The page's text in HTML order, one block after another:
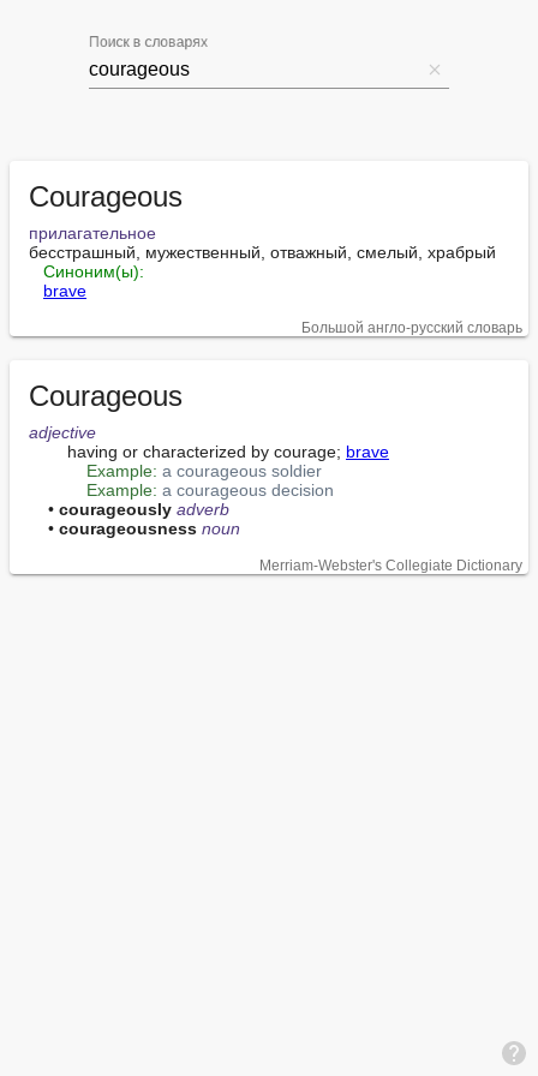
Поиск в словарях
Courageous
прилагательное
бесстрашный, мужественный, отважный, смелый, храбрый
Синоним(ы):
brave
Большой англо-русский словарь
Courageous
adjective
        having or characterized by courage;
brave
Example: a courageous soldier
Example: a courageous decision
    •
courageously adverb
    •
courageousness noun
Merriam-Webster's Collegiate Dictionary